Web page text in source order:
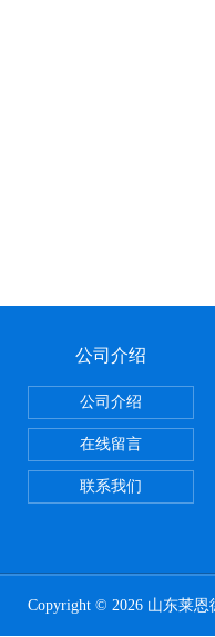
公司介绍
公司介绍
在线留言
联系我们
Copyright © 2026 山东莱